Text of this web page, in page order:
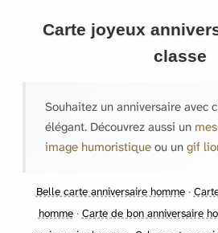
Carte joyeux
classe
Souhaitez un anniversaire avec
élégant. Découvrez aussi un
image humoristique ou un gif
Belle carte anniversaire homme·
homme· Carte de bon anniversaire